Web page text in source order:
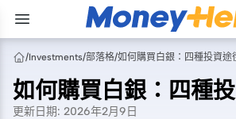
/Investments/部落格/如何購買白銀：四種投資途
如何購買白銀：四種
更新日期: 2026年2月9日